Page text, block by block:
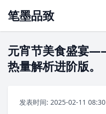
笔墨品致
元宵节美食盛宴
热量解析进阶版。
发表时间: 2025-02-11 08:30